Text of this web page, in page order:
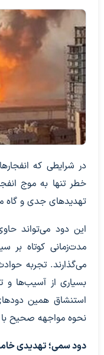
در شرایطی که
خطر تنها به موج
تهدید‌های جدی و گاه
این دود می‌تواند
مدت‌زمانی کوتاه بر
می‌گذارند. تجربه
بسیاری از آسیب‌ها و
استنشاق همین
نحوه مواجهه صحیح
دود سمی؛ تهدیدی